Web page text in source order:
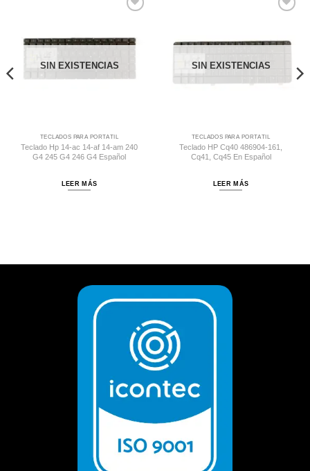
SIN EXISTENCIAS
TECLADOS PARA PORTÁTIL
Teclado Hp 14-ac 14-af 14-am 240
G4 245 G4 246 G4 Español
LEER MÁS
SIN EXISTENCIAS
TECLADOS PARA PORTÁTIL
Teclado HP Cq40 486904-161,
Cq41, Cq45 En Español
LEER MÁS